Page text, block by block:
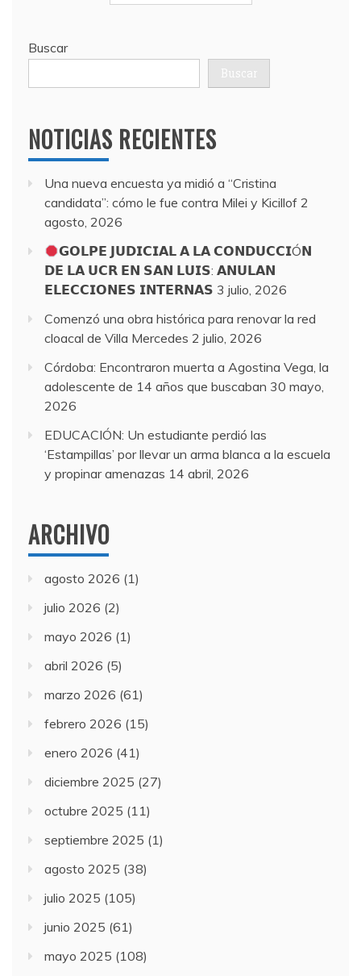
Buscar
Buscar
NOTICIAS RECIENTES
Una nueva encuesta ya midió a “Cristina
candidata”: cómo le fue contra Milei y Kicillof 2
agosto, 2026
𝗚𝗢𝗟𝗣𝗘 𝗝𝗨𝗗𝗜𝗖𝗜𝗔𝗟 𝗔 𝗟𝗔 𝗖𝗢𝗡𝗗𝗨𝗖𝗖𝗜Ó𝗡
𝗗𝗘 𝗟𝗔 𝗨𝗖𝗥 𝗘𝗡 𝗦𝗔𝗡 𝗟𝗨𝗜𝗦: 𝗔𝗡𝗨𝗟𝗔𝗡
𝗘𝗟𝗘𝗖𝗖𝗜𝗢𝗡𝗘𝗦 𝗜𝗡𝗧𝗘𝗥𝗡𝗔𝗦 3 julio, 2026
Comenzó una obra histórica para renovar la red
cloacal de Villa Mercedes 2 julio, 2026
Córdoba: Encontraron muerta a Agostina Vega, la
adolescente de 14 años que buscaban 30 mayo,
2026
EDUCACIÓN: Un estudiante perdió las
‘Estampillas’ por llevar un arma blanca a la escuela
y propinar amenazas 14 abril, 2026
ARCHIVO
agosto 2026 (1)
julio 2026 (2)
mayo 2026 (1)
abril 2026 (5)
marzo 2026 (61)
febrero 2026 (15)
enero 2026 (41)
diciembre 2025 (27)
octubre 2025 (11)
septiembre 2025 (1)
agosto 2025 (38)
julio 2025 (105)
junio 2025 (61)
mayo 2025 (108)